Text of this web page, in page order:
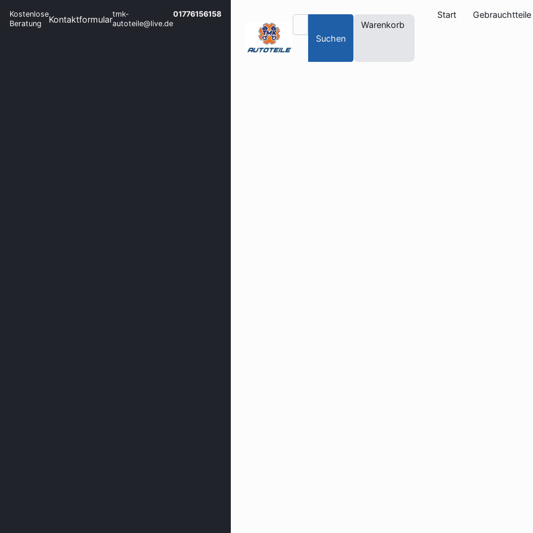
Kostenlose
Beratung
Kontaktformulartmk-
autoteile@live.de
01776156158
Suchen
Warenkorb
Start Gebrauchtteile